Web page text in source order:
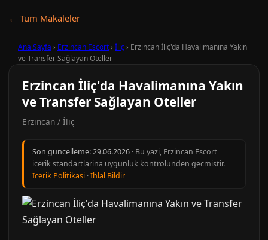
← Tum Makaleler
Ana Sayfa › Erzincan Escort› İliç› Erzincan İliç'da Havalimanına Yakın
ve Transfer Sağlayan Oteller
Erzincan İliç'da Havalimanına Yakın
ve Transfer Sağlayan Oteller
Erzincan / İliç
Son guncelleme:29.06.2026 · Bu yazi, Erzincan Escort
icerik standartlarina uygunluk kontrolunden gecmistir.
Icerik Politikasi ·Ihlal Bildir